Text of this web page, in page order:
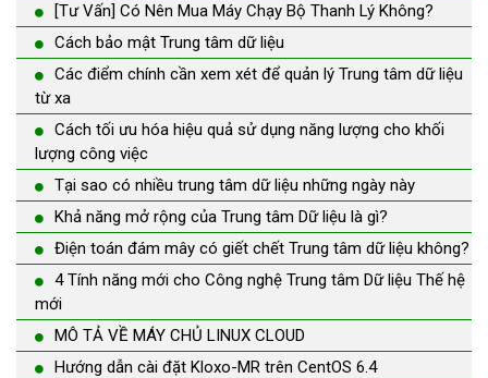
[Tư Vấn] Có Nên Mua Máy Chạy Bộ Thanh Lý Không?
Cách bảo mật Trung tâm dữ liệu
Các điểm chính cần xem xét để quản lý Trung tâm dữ liệu
từ xa
Cách tối ưu hóa hiệu quả sử dụng năng lượng cho khối
lượng công việc
Tại sao có nhiều trung tâm dữ liệu những ngày này
Khả năng mở rộng của Trung tâm Dữ liệu là gì?
Điện toán đám mây có giết chết Trung tâm dữ liệu không?
4 Tính năng mới cho Công nghệ Trung tâm Dữ liệu Thế hệ
mới
MÔ TẢ VỀ MÁY CHỦ LINUX CLOUD
Hướng dẫn cài đặt Kloxo-MR trên CentOS 6.4